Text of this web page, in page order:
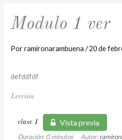
Modulo 1 ver
Porramironarambuena/20 de
defddfdf
Lección
clase 1 Vista previa
Duración: 0 minutos Autor: